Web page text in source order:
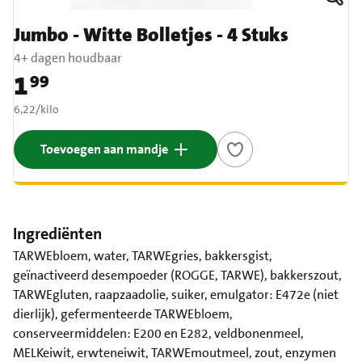
Jumbo - Witte Bolletjes - 4 Stuks
4+ dagen houdbaar
Prijs: € 1,99
199
€ 6,22 per kilo
6,22/kilo
Toevoegen aan mandje
Ingrediënten
TARWEbloem, water, TARWEgries, bakkersgist,
geïnactiveerd desempoeder (ROGGE, TARWE), bakkerszout,
TARWEgluten, raapzaadolie, suiker, emulgator: E472e (niet
dierlijk), gefermenteerde TARWEbloem,
conserveermiddelen: E200 en E282, veldbonenmeel,
MELKeiwit, erwteneiwit, TARWEmoutmeel, zout, enzymen